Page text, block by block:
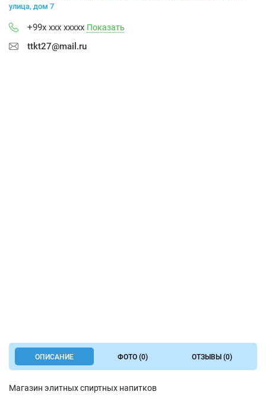
улица, дом 7
+99x xxx xxxxx Показать
ttkt27@mail.ru
ОПИСАНИЕ ФОТО (0) ОТЗЫВЫ (0)
Магазин элитных спиртных напитков